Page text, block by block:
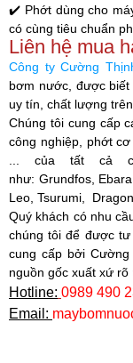
✔️ Phớt dùng cho
có cùng tiêu chuẩn
Liên hệ mua
Công ty Cường
bơm nước, được
uy tín, chất lượng trên
Chúng tôi cung cấp
công nghiệp, phớt
... của tất cả
như: Grundfos,
Leo, Tsurumi,
Quý khách có nhu
chúng tôi để được
cung cấp bởi
nguồn gốc xuất xứ rõ
Hotline: 0989 490
Email: